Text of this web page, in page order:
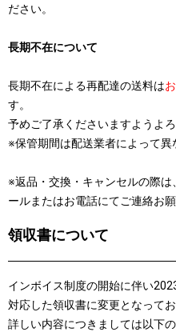
ださい。
長期不在について
長期不在による再配達の送料は
す。
予めご了承くださいますようよ
※保管期間は配送業者によって異
※返品・交換・キャンセルの際
ールまたはお電話にてご連絡お願
領収書について
インボイス制度の開始に伴い
対応した領収書に変更となってお
詳しい内容につきましては以下